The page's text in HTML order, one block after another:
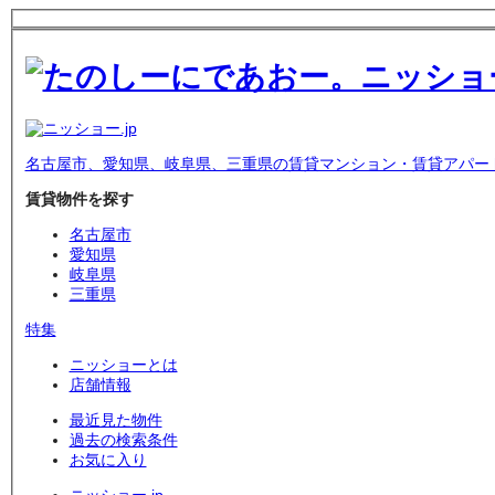
名古屋市、愛知県、岐阜県、三重県の賃貸マンション・賃貸アパー
賃貸物件を探す
名古屋市
愛知県
岐阜県
三重県
特集
ニッショーとは
店舗情報
最近見た物件
過去の検索条件
お気に入り